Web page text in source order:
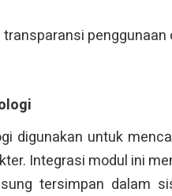
digunakan untuk
Integrasi modul ini
tersimpan dalam